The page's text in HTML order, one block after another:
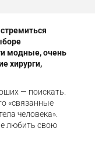
модные, очень
хирурги,
— поискать.
«связанные
человека».
любить свою